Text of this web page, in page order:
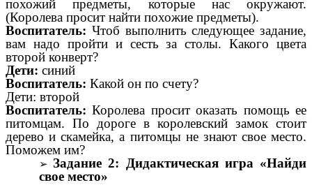
похожий предметы, которые нас окружают.
(Королева просит найти похожие предметы).
Воспитатель: Чтоб выполнить следующее задание,
вам надо пройти и сесть за столы. Какого цвета
второй конверт?
Дети: синий
Воспитатель: Какой он по счету?
Дети: второй
Воспитатель: Королева просит оказать помощь ее
питомцам. По дороге в королевский замок стоит
дерево и скамейка, а питомцы не знают свое место.
Поможем им?
Задание 2: Дидактическая игра «Найди
свое место»